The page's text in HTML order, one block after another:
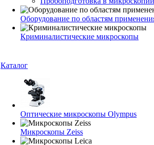
Оборудование по областям
Криминалистические микроскопы
Каталог
Оптические микроскопы Olympus
Микроскопы Zeiss